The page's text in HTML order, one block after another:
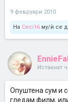
9 февруари 2010
На Ceci16 му/ѝ се
Истакнат
Опуштена сум и
гледам филм,